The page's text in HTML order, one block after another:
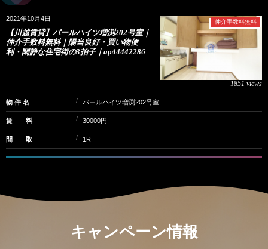
仲介手数料無料
2021年10月4日
【川越賃貸】パールハイツ増渕202号室｜
仲介手数料無料｜陽当良好・買い物便
利・閑静な住宅街の3拍子｜ap44442286
1851 views
物 件 名 パールハイツ増渕202号室
賃 料 30000円
間 取 1R
キャンペーン情報